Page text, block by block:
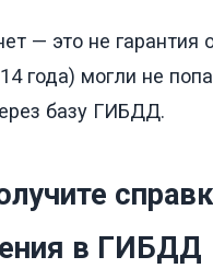
— это не гарантия
года) могли не
базу ГИБДД.
в ГИБДД